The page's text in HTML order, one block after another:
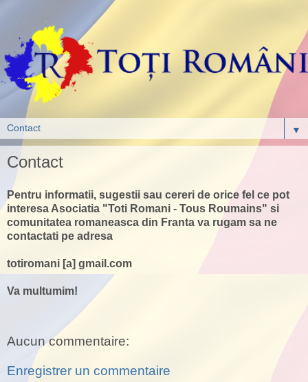
▼
Contact
Pentru informatii, sugestii sau cereri de orice fel ce pot
interesa Asociatia "Toti Romani - Tous Roumains" si
comunitatea romaneasca din Franta va rugam sa ne
contactati pe adresa
totiromani [a] gmail.com
Va multumim!
Aucun commentaire:
Enregistrer un commentaire